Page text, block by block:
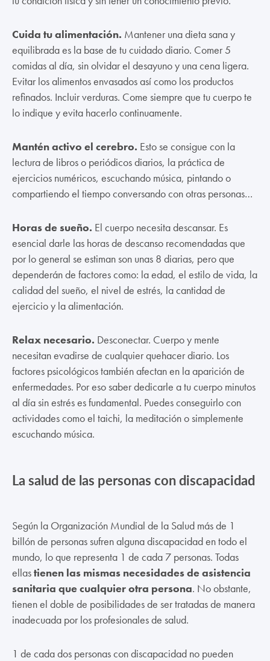
Cuida tu alimentación. Mantener una dieta sana y
equilibrada es la base de tu cuidado diario. Comer 5
comidas al día, sin olvidar el desayuno y una cena ligera.
Evitar los alimentos envasados así como los productos
refinados. Incluir verduras. Come siempre que tu cuerpo te
lo indique y evita hacerlo continuamente.
Mantén activo el cerebro. Esto se consigue con la
lectura de libros o periódicos diarios, la práctica de
ejercicios numéricos, escuchando música, pintando o
compartiendo el tiempo conversando con otras personas…
Horas de sueño. El cuerpo necesita descansar. Es
esencial darle las horas de descanso recomendadas que
por lo general se estiman son unas 8 diarias, pero que
dependerán de factores como: la edad, el estilo de vida, la
calidad del sueño, el nivel de estrés, la cantidad de
ejercicio y la alimentación.
Relax necesario. Desconectar. Cuerpo y mente
necesitan evadirse de cualquier quehacer diario. Los
factores psicológicos también afectan en la aparición de
enfermedades. Por eso saber dedicarle a tu cuerpo minutos
al día sin estrés es fundamental. Puedes conseguirlo con
actividades como el taichi, la meditación o simplemente
escuchando música.
La salud de las personas con discapacidad
Según la Organización Mundial de la Salud más de 1
billón de personas sufren alguna discapacidad en todo el
mundo, lo que representa 1 de cada 7 personas. Todas
ellastienen las mismas necesidades de asistencia
sanitaria que cualquier otra persona. No obstante,
tienen el doble de posibilidades de ser tratadas de manera
inadecuada por los profesionales de salud.
1 de cada dos personas con discapacidad no pueden